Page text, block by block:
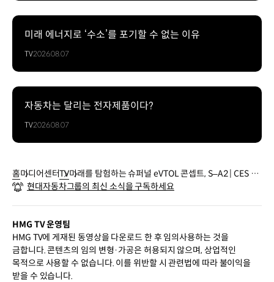
미래 에너지로 ‘수소’를 포기할 수 없는 이유
TV2026.08.07
자동차는 달리는 전자제품이다?
TV2026.08.07
홈미디어센터TV미래를 탐험하는 슈퍼널 eVTOL 콘셉트, S–A2 | CES 20
24 | 슈퍼널
현대자동차그룹의 최신 소식을 구독하세요
HMG TV 운영팀
HMG TV에 게재된 동영상을 다운로드 한 후 임의사용하는 것을
금합니다. 콘텐츠의 임의 변형·가공은 허용되지 않으며, 상업적인
목적으로 사용할 수 없습니다. 이를 위반할 시 관련법에 따라 불이익을
받을 수 있습니다.